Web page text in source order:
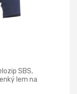
SBS,
lem na